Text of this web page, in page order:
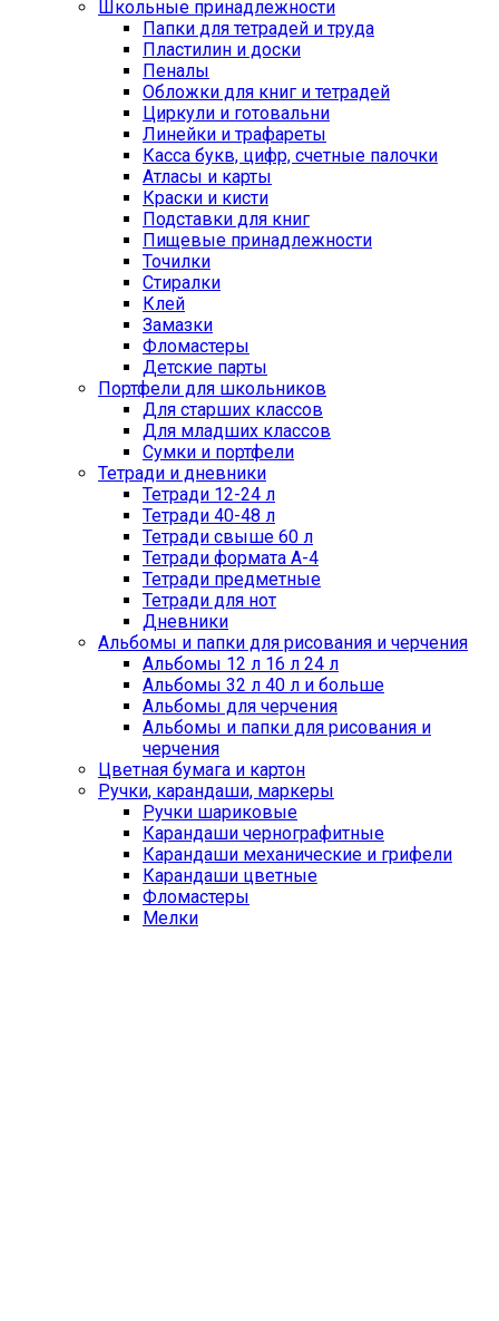
Школьные принадлежности
Папки для тетрадей и труда
Пластилин и доски
Пеналы
Обложки для книг и тетрадей
Циркули и готовальни
Линейки и трафареты
Касса букв, цифр, счетные палочки
Атласы и карты
Краски и кисти
Подставки для книг
Пищевые принадлежности
Точилки
Стиралки
Клей
Замазки
Фломастеры
Детские парты
Портфели для школьников
Для старших классов
Для младших классов
Сумки и портфели
Тетради и дневники
Тетради 12-24 л
Тетради 40-48 л
Тетради свыше 60 л
Тетради формата А-4
Тетради предметные
Тетради для нот
Дневники
Альбомы и папки для рисования и черчения
Альбомы 12 л 16 л 24 л
Альбомы 32 л 40 л и больше
Альбомы для черчения
Альбомы и папки для рисования и
черчения
Цветная бумага и картон
Ручки, карандаши, маркеры
Ручки шариковые
Карандаши чернографитные
Карандаши механические и грифели
Карандаши цветные
Фломастеры
Мелки